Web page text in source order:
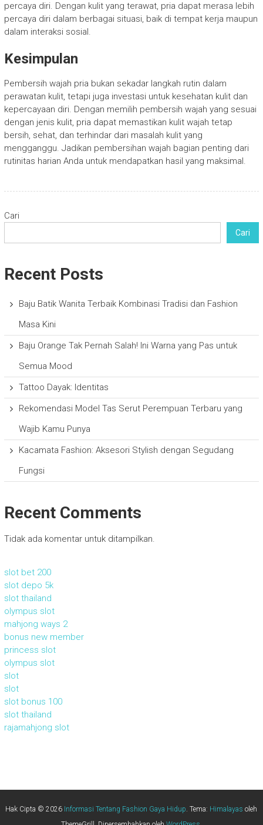
percaya diri. Dengan kulit yang terawat, pria dapat merasa lebih
percaya diri dalam berbagai situasi, baik di tempat kerja maupun
dalam interaksi sosial.
Kesimpulan
Pembersih wajah pria bukan sekadar langkah rutin dalam
perawatan kulit, tetapi juga investasi untuk kesehatan kulit dan
kepercayaan diri. Dengan memilih pembersih wajah yang sesuai
dengan jenis kulit, pria dapat memastikan kulit wajah tetap
bersih, sehat, dan terhindar dari masalah kulit yang
mengganggu. Jadikan pembersihan wajah bagian penting dari
rutinitas harian Anda untuk mendapatkan hasil yang maksimal.
Cari
Cari
Recent Posts
Baju Batik Wanita Terbaik Kombinasi Tradisi dan Fashion
Masa Kini
Baju Orange Tak Pernah Salah! Ini Warna yang Pas untuk
Semua Mood
Tattoo Dayak: Identitas
Rekomendasi Model Tas Serut Perempuan Terbaru yang
Wajib Kamu Punya
Kacamata Fashion: Aksesori Stylish dengan Segudang
Fungsi
Recent Comments
Tidak ada komentar untuk ditampilkan.
slot bet 200
slot depo 5k
slot thailand
olympus slot
mahjong ways 2
bonus new member
princess slot
olympus slot
slot
slot
slot bonus 100
slot thailand
rajamahjong slot
Hak Cipta © 2026 Informasi Tentang Fashion Gaya Hidup. Tema: Himalayas oleh